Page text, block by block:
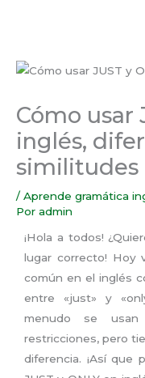
Cómo usar
inglés,
similitudes
/ Aprende gramática
Por admin
¡Hola a todos!
lugar correcto! Hoy
común en el inglés
entre «just» y
menudo se usan
restricciones, pero
diferencia. ¡Así que